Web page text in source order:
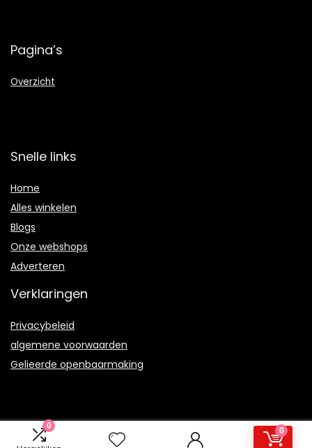
0
0
Pagina’s
Overzicht
Snelle links
Home
Alles winkelen
Blogs
Onze webshops
Adverteren
Verklaringen
Privacybeleid
algemene voorwaarden
Gelieerde openbaarmaking
2021 © Therulez.nl Alle rechten voorbehouden